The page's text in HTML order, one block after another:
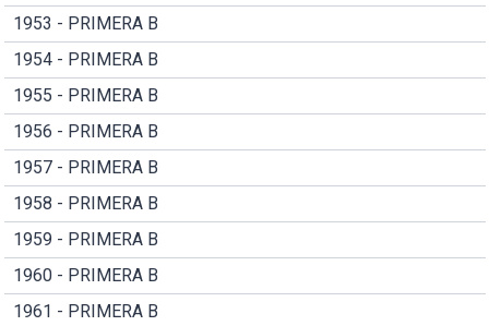
1953 - PRIMERA B
1954 - PRIMERA B
1955 - PRIMERA B
1956 - PRIMERA B
1957 - PRIMERA B
1958 - PRIMERA B
1959 - PRIMERA B
1960 - PRIMERA B
1961 - PRIMERA B